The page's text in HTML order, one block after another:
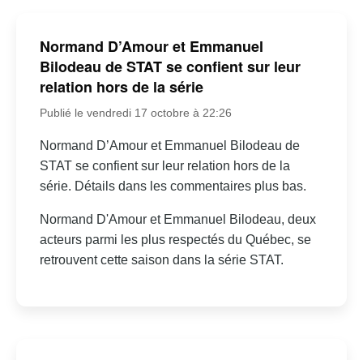
Normand D’Amour et Emmanuel
Bilodeau de STAT se confient sur leur
relation hors de la série
Publié le vendredi 17 octobre à 22:26
Normand D’Amour et Emmanuel Bilodeau de
STAT se confient sur leur relation hors de la
série. Détails dans les commentaires plus bas.
Normand D'Amour et Emmanuel Bilodeau, deux
acteurs parmi les plus respectés du Québec, se
retrouvent cette saison dans la série STAT.